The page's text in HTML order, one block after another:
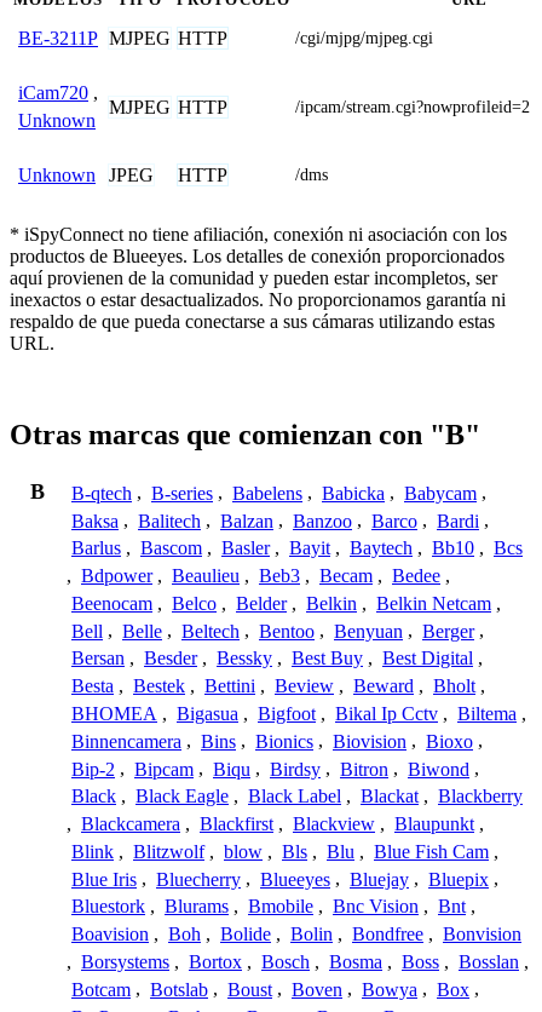
BE-3211P MJPEG HTTP /cgi/mjpg/mjpeg.cgi
iCam720 ,
Unknown
MJPEG HTTP /ipcam/stream.cgi?nowprofileid=2
Unknown JPEG HTTP /dms
* iSpyConnect no tiene afiliación, conexión ni asociación con los
productos de Blueeyes. Los detalles de conexión proporcionados
aquí provienen de la comunidad y pueden estar incompletos, ser
inexactos o estar desactualizados. No proporcionamos garantía ni
respaldo de que pueda conectarse a sus cámaras utilizando estas
URL.
Otras marcas que comienzan con "B"
B B-qtech , B-series , Babelens , Babicka , Babycam ,
Baksa , Balitech , Balzan , Banzoo , Barco , Bardi ,
Barlus , Bascom , Basler , Bayit , Baytech , Bb10 , Bcs
, Bdpower , Beaulieu , Beb3 , Becam , Bedee ,
Beenocam , Belco , Belder , Belkin , Belkin Netcam ,
Bell , Belle , Beltech , Bentoo , Benyuan , Berger ,
Bersan , Besder , Bessky , Best Buy , Best Digital ,
Besta , Bestek , Bettini , Beview , Beward , Bholt ,
BHOMEA , Bigasua , Bigfoot , Bikal Ip Cctv , Biltema ,
Binnencamera , Bins , Bionics , Biovision , Bioxo ,
Bip-2 , Bipcam , Biqu , Birdsy , Bitron , Biwond ,
Black , Black Eagle , Black Label , Blackat , Blackberry
, Blackcamera , Blackfirst , Blackview , Blaupunkt ,
Blink , Blitzwolf , blow , Bls , Blu , Blue Fish Cam ,
Blue Iris , Bluecherry , Blueeyes , Bluejay , Bluepix ,
Bluestork , Blurams , Bmobile , Bnc Vision , Bnt ,
Boavision , Boh , Bolide , Bolin , Bondfree , Bonvision
, Borsystems , Bortox , Bosch , Bosma , Boss , Bosslan ,
Botcam , Botslab , Boust , Boven , Bowya , Box ,